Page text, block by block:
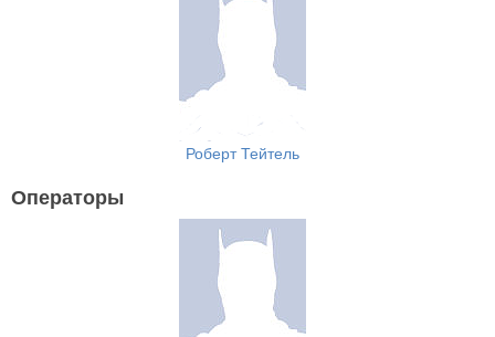
Роберт Тейтель
Операторы